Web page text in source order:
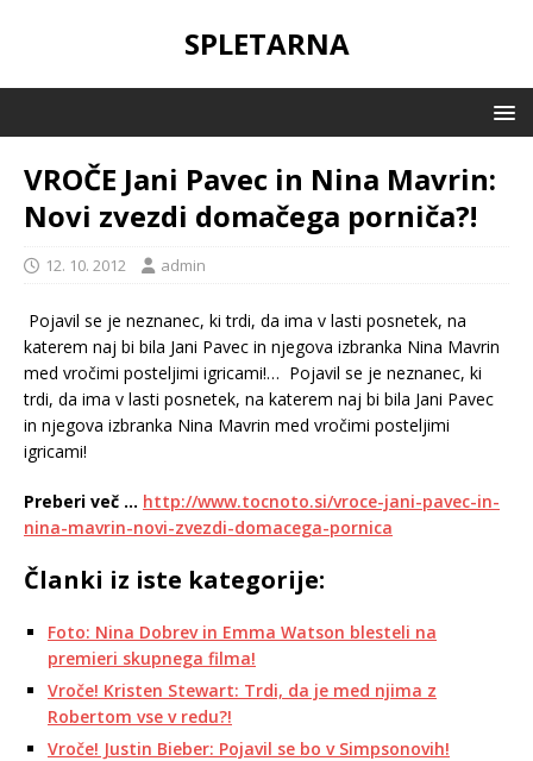
SPLETARNA
VROČE Jani Pavec in Nina Mavrin:
Novi zvezdi domačega porniča?!
12. 10. 2012 admin
Pojavil se je neznanec, ki trdi, da ima v lasti posnetek, na
katerem naj bi bila Jani Pavec in njegova izbranka Nina Mavrin
med vročimi posteljimi igricami!… Pojavil se je neznanec, ki
trdi, da ima v lasti posnetek, na katerem naj bi bila Jani Pavec
in njegova izbranka Nina Mavrin med vročimi posteljimi
igricami!
Preberi več … http://www.tocnoto.si/vroce-jani-pavec-in-
nina-mavrin-novi-zvezdi-domacega-pornica
Članki iz iste kategorije:
Foto: Nina Dobrev in Emma Watson blesteli na
premieri skupnega filma!
Vroče! Kristen Stewart: Trdi, da je med njima z
Robertom vse v redu?!
Vroče! Justin Bieber: Pojavil se bo v Simpsonovih!